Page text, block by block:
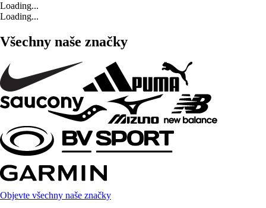
Loading...
Loading...
Všechny naše značky
Objevte všechny naše značky